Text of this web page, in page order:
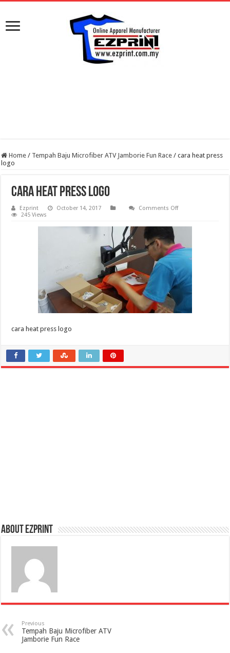
Home / Tempah Baju Microfiber ATV Jamborie Fun Race / cara heat press
logo
cara heat press logo
Ezprint October 14, 2017 Comments Offon
press
245 Views
cara heat press logo
About Ezprint
Previous
Tempah Baju Microfiber ATV
Jamborie Fun Race